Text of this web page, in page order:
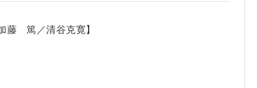
藤 篤／清谷克寛】